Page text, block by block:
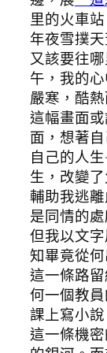
里的火車
年夜雪撲
又該要往
午，我的
嚴寒，酷
這幅畫面
面，想著
自己的人
生，改變
輔助我逃
是同情的
但我以文
知畢竟從
這一條路
何一個教
課上寫小說
這一條機